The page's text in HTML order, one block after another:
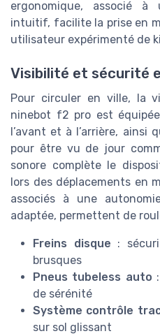
ergonomique, associé
intuitif, facilite la prise en
utilisateur expérimenté de
Visibilité et sécurité
Pour circuler en ville, la
ninebot f2 pro est
l’avant et à l’arrière, ainsi
pour être vu de jour
sonore complète le
lors des déplacements en
associés à une
adaptée, permettent de
Freins disque :
brusques
Pneus tubeless auto
de sérénité
Système contrôle
sur sol glissant